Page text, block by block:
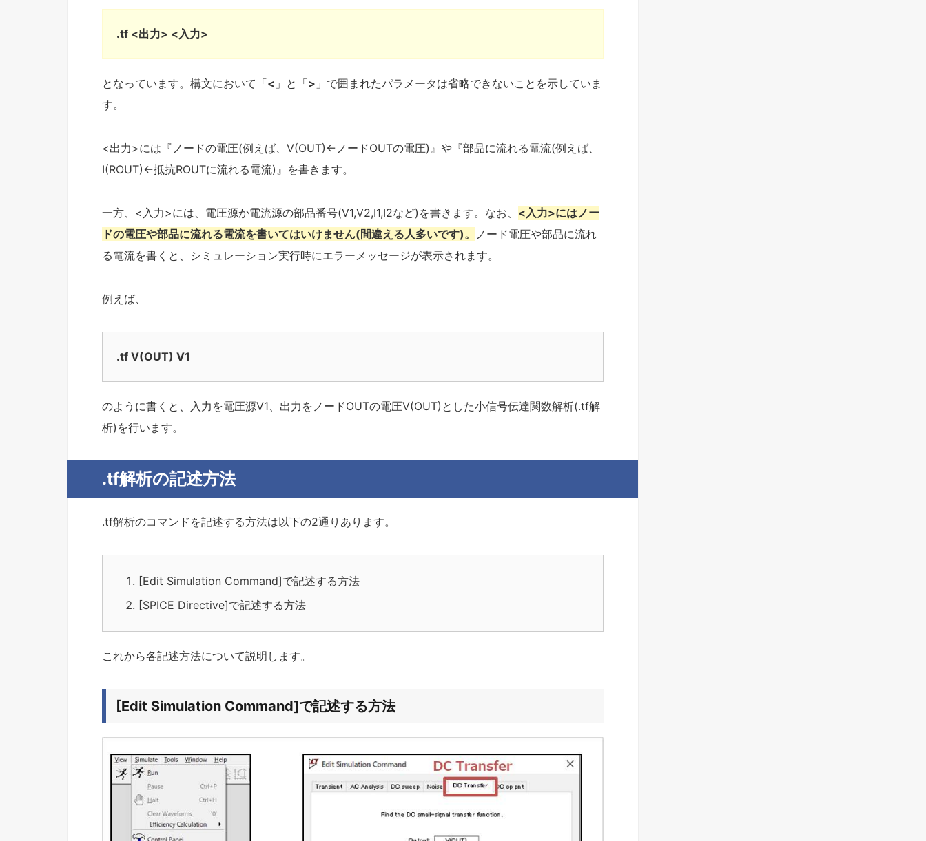
.tf <出力> <入力>
となっています。構文において「< 」と「> 」で囲まれたパラメータは省略できないことを示していま
す。
<出力>には『ノードの電圧(例えば、V(OUT)←ノードOUTの電圧)』や『部品に流れる電流(例えば、
I(ROUT)←抵抗ROUTに流れる電流)』を書きます。
一方、<入力>には、電圧源か電流源の部品番号(V1,V2,I1,I2など)を書きます。なお、 <入力>にはノー
ドの電圧や部品に流れる電流を書いてはいけません(間違える人多いです)。
ノード電圧や部品に流れ
る電流を書くと、シミュレーション実行時にエラーメッセージが表示されます。
例えば、
.tf V(OUT) V1
のように書くと、入力を電圧源V1、出力をノードOUTの電圧V(OUT)とした小信号伝達関数解析(.tf解
析)を行います。
.tf解析の記述方法
.tf解析のコマンドを記述する方法は以下の2通りあります。
[Edit Simulation Command]で記述する方法
[SPICE Directive]で記述する方法
これから各記述方法について説明します。
[Edit Simulation Command]で記述する方法